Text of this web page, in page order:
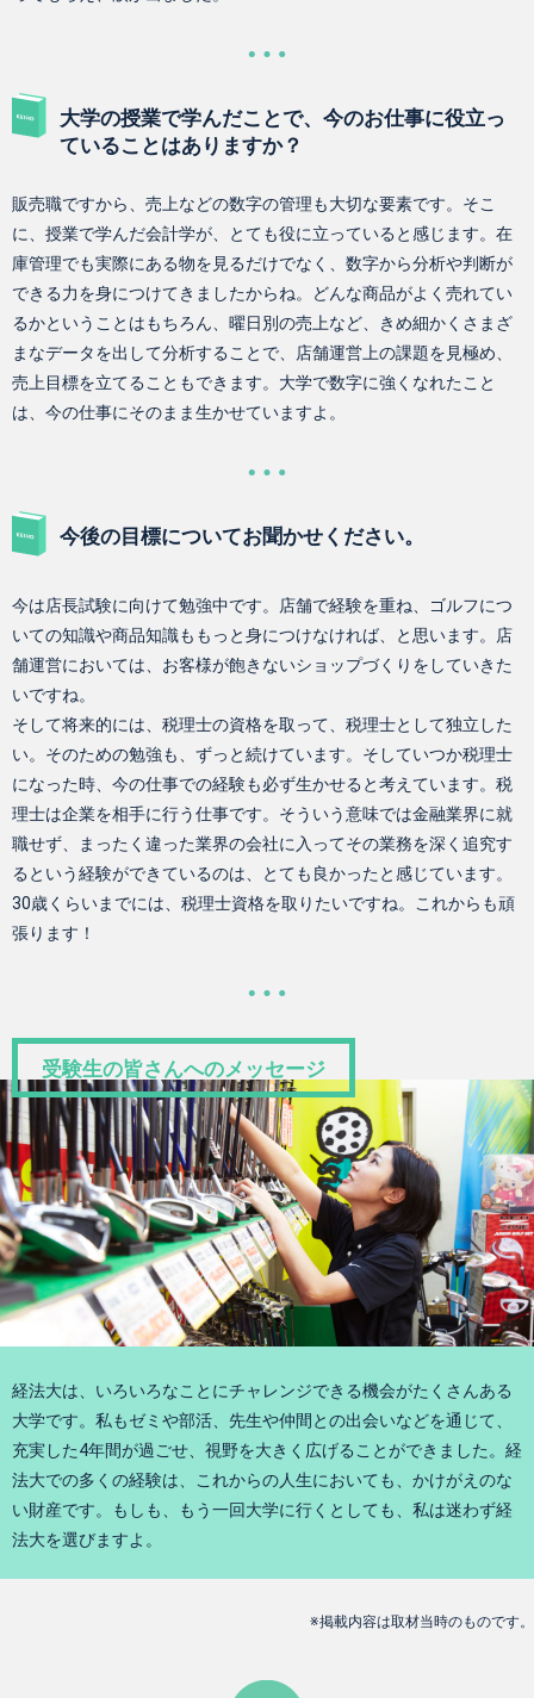
大学の授業で学んだことで、今のお仕事に役立っ
ていることはありますか？
販売職ですから、売上などの数字の管理も大切な要素です。そこ
に、授業で学んだ会計学が、とても役に立っていると感じます。在
庫管理でも実際にある物を見るだけでなく、数字から分析や判断が
できる力を身につけてきましたからね。どんな商品がよく売れてい
るかということはもちろん、曜日別の売上など、きめ細かくさまざ
まなデータを出して分析することで、店舗運営上の課題を見極め、
売上目標を立てることもできます。大学で数字に強くなれたこと
は、今の仕事にそのまま生かせていますよ。
今後の目標についてお聞かせください。
今は店長試験に向けて勉強中です。店舗で経験を重ね、ゴルフにつ
いての知識や商品知識ももっと身につけなければ、と思います。店
舗運営においては、お客様が飽きないショップづくりをしていきた
いですね。
そして将来的には、税理士の資格を取って、税理士として独立した
い。そのための勉強も、ずっと続けています。そしていつか税理士
になった時、今の仕事での経験も必ず生かせると考えています。税
理士は企業を相手に行う仕事です。そういう意味では金融業界に就
職せず、まったく違った業界の会社に入ってその業務を深く追究す
るという経験ができているのは、とても良かったと感じています。
30歳くらいまでには、税理士資格を取りたいですね。これからも頑
張ります！
受験生の皆さんへのメッセージ
経法大は、いろいろなことにチャレンジできる機会がたくさんある
大学です。私もゼミや部活、先生や仲間との出会いなどを通じて、
充実した4年間が過ごせ、視野を大きく広げることができました。経
法大での多くの経験は、これからの人生においても、かけがえのな
い財産です。もしも、もう一回大学に行くとしても、私は迷わず経
法大を選びますよ。
※掲載内容は取材当時のものです。